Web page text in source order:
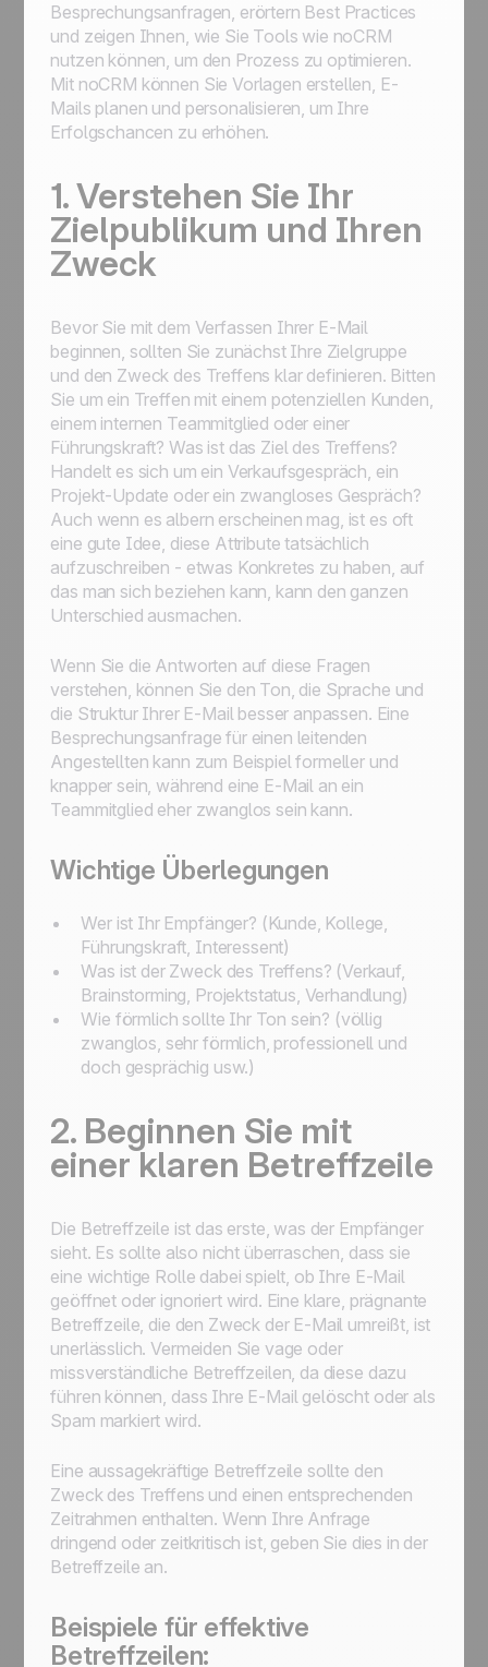
Besprechungsanfragen, erörtern Best Practices
und zeigen Ihnen, wie Sie Tools wie noCRM
nutzen können, um den Prozess zu optimieren.
Mit noCRM können Sie Vorlagen erstellen, E-
Mails planen und personalisieren, um Ihre
Erfolgschancen zu erhöhen.
1. Verstehen Sie Ihr
Zielpublikum und Ihren
Zweck
Bevor Sie mit dem Verfassen Ihrer E-Mail
beginnen, sollten Sie zunächst Ihre Zielgruppe
und den Zweck des Treffens klar definieren. Bitten
Sie um ein Treffen mit einem potenziellen Kunden,
einem internen Teammitglied oder einer
Führungskraft? Was ist das Ziel des Treffens?
Handelt es sich um ein Verkaufsgespräch, ein
Projekt-Update oder ein zwangloses Gespräch?
Auch wenn es albern erscheinen mag, ist es oft
eine gute Idee, diese Attribute tatsächlich
aufzuschreiben - etwas Konkretes zu haben, auf
das man sich beziehen kann, kann den ganzen
Unterschied ausmachen.
Wenn Sie die Antworten auf diese Fragen
verstehen, können Sie den Ton, die Sprache und
die Struktur Ihrer E-Mail besser anpassen. Eine
Besprechungsanfrage für einen leitenden
Angestellten kann zum Beispiel formeller und
knapper sein, während eine E-Mail an ein
Teammitglied eher zwanglos sein kann.
Wichtige Überlegungen
Wer ist Ihr Empfänger? (Kunde, Kollege,
Führungskraft, Interessent)
Was ist der Zweck des Treffens? (Verkauf,
Brainstorming, Projektstatus, Verhandlung)
Wie förmlich sollte Ihr Ton sein? (völlig
zwanglos, sehr förmlich, professionell und
doch gesprächig usw.)
2. Beginnen Sie mit
einer klaren Betreffzeile
Die Betreffzeile ist das erste, was der Empfänger
sieht. Es sollte also nicht überraschen, dass sie
eine wichtige Rolle dabei spielt, ob Ihre E-Mail
geöffnet oder ignoriert wird. Eine klare, prägnante
Betreffzeile, die den Zweck der E-Mail umreißt, ist
unerlässlich. Vermeiden Sie vage oder
missverständliche Betreffzeilen, da diese dazu
führen können, dass Ihre E-Mail gelöscht oder als
Spam markiert wird.
Eine aussagekräftige Betreffzeile sollte den
Zweck des Treffens und einen entsprechenden
Zeitrahmen enthalten. Wenn Ihre Anfrage
dringend oder zeitkritisch ist, geben Sie dies in der
Betreffzeile an.
Beispiele für effektive
Betreffzeilen: